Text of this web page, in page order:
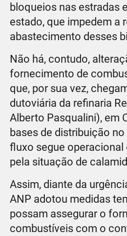
bloqueios nas estradas
estado, que impedem a
abastecimento desses
Não há, contudo,
fornecimento de
que, por sua vez,
dutoviária da refinaria
Alberto Pasqualini), em
bases de distribuição
fluxo segue operacional
pela situação de
Assim, diante da
ANP adotou medidas
possam assegurar o
combustíveis com o